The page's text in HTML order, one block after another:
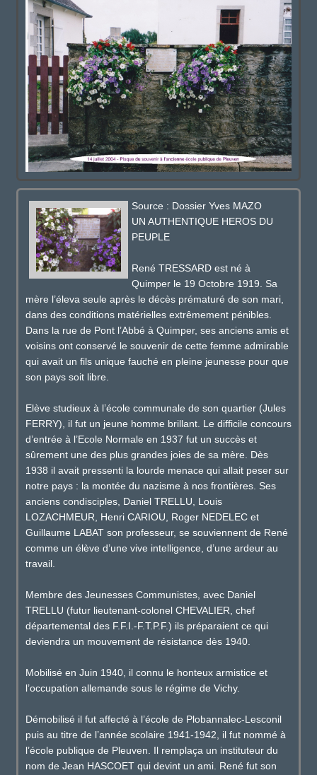
Source : Dossier Yves MAZO
UN AUTHENTIQUE HEROS DU
PEUPLE
René TRESSARD est né à
Quimper le 19 Octobre 1919. Sa
mère l’éleva seule après le décès prématuré de son mari,
dans des conditions matérielles extrêmement pénibles.
Dans la rue de Pont l’Abbé à Quimper, ses anciens amis et
voisins ont conservé le souvenir de cette femme admirable
qui avait un fils unique fauché en pleine jeunesse pour que
son pays soit libre.
Elève studieux à l’école communale de son quartier (Jules
FERRY), il fut un jeune homme brillant. Le difficile concours
d’entrée à l’Ecole Normale en 1937 fut un succès et
sûrement une des plus grandes joies de sa mère. Dès
1938 il avait pressenti la lourde menace qui allait peser sur
notre pays : la montée du nazisme à nos frontières. Ses
anciens condisciples, Daniel TRELLU, Louis
LOZACHMEUR, Henri CARIOU, Roger NEDELEC et
Guillaume LABAT son professeur, se souviennent de René
comme un élève d’une vive intelligence, d’une ardeur au
travail.
Membre des Jeunesses Communistes, avec Daniel
TRELLU (futur lieutenant-colonel CHEVALIER, chef
départemental des F.F.I.-F.T.P.F.) ils préparaient ce qui
deviendra un mouvement de résistance dès 1940.
Mobilisé en Juin 1940, il connu le honteux armistice et
l’occupation allemande sous le régime de Vichy.
Démobilisé il fut affecté à l’école de Plobannalec-Lesconil
puis au titre de l’année scolaire 1941-1942, il fut nommé à
l’école publique de Pleuven. Il remplaça un instituteur du
nom de Jean HASCOET qui devint un ami. René fut son